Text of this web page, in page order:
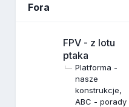
Fora
FPV - z lotu
ptaka
Platforma -
nasze
konstrukcje
ABC - porady